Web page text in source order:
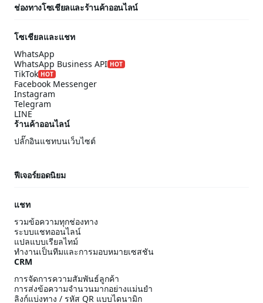
ช่องทางโซเชียลและร้านค้าออนไลน์
โซเชียลและแชท
WhatsApp
WhatsApp Business API HOT
TikTok HOT
Facebook Messenger
Instagram
Telegram
LINE
ร้านค้าออนไลน์
ปลั๊กอินแชทบนเว็บไซต์
ฟีเจอร์ยอดนิยม
แชท
รวมข้อความทุกช่องทาง
ระบบแชทออนไลน์
แปลแบบเรียลไทม์
ทำงานเป็นทีมและการมอบหมายเซสชัน
CRM
การจัดการความสัมพันธ์ลูกค้า
การส่งข้อความจำนวนมากอย่างแม่นยำ
ลิงก์แบ่งทาง / รหัส QR แบบไดนามิก